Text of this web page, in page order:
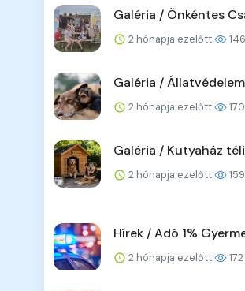
Galéria / Önkéntes
2 hónapja ezelőtt 146
Galéria /
2 hónapja ezelőtt 170
Galéria / Kutyaház
2 hónapja ezelőtt 159
Hírek / Adó 1%
2 hónapja ezelőtt 172